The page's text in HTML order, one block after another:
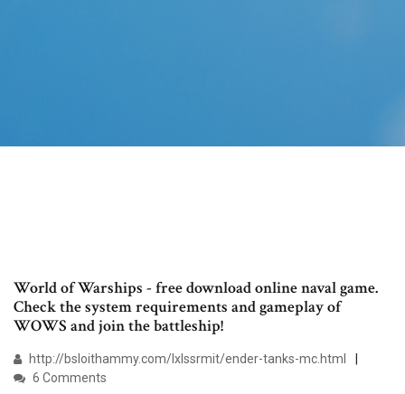
World of Warships - free download online naval game.
Check the system requirements and gameplay of
WOWS and join the battleship!
http://bsloithammy.com/lxlssrmit/ender-tanks-mc.html
6 Comments